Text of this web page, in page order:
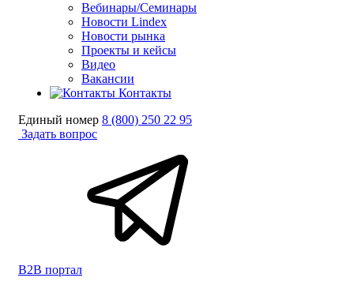
Вебинары/Семинары
Новости Lindex
Новости рынка
Проекты и кейсы
Видео
Вакансии
Контакты
Единый номер 8 (800) 250 22 95
Задать вопрос
B2B портал